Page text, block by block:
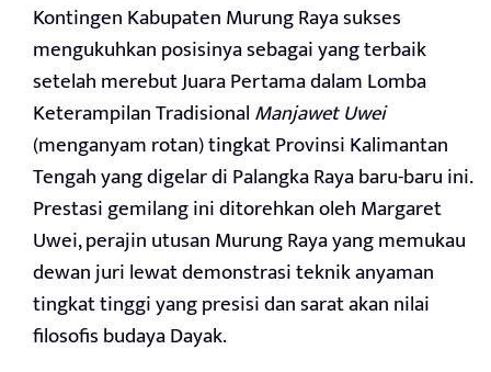
Kontingen Kabupaten Murung Raya sukses
mengukuhkan posisinya sebagai yang terbaik
setelah merebut Juara Pertama dalam Lomba
Keterampilan TradisionalManjawet Uwei
(menganyam rotan) tingkat Provinsi Kalimantan
Tengah yang digelar di Palangka Raya baru-baru ini.
Prestasi gemilang ini ditorehkan oleh Margaret
Uwei, perajin utusan Murung Raya yang memukau
dewan juri lewat demonstrasi teknik anyaman
tingkat tinggi yang presisi dan sarat akan nilai
filosofis budaya Dayak.